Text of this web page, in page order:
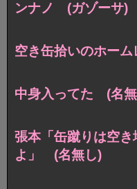
ンナノ (ガゾーサ)
空き缶拾いのホー
中身入ってた (名
張本「缶蹴りは空
よ」 (名無し)